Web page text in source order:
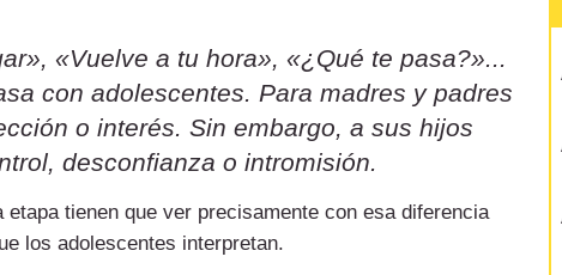
«Vuelve a tu hora», «¿Qué te pasa?»...
con adolescentes. Para madres y padres
o interés. Sin embargo, a sus hijos
desconfianza o intromisión.
tienen que ver precisamente con esa diferencia
los adolescentes interpretan.